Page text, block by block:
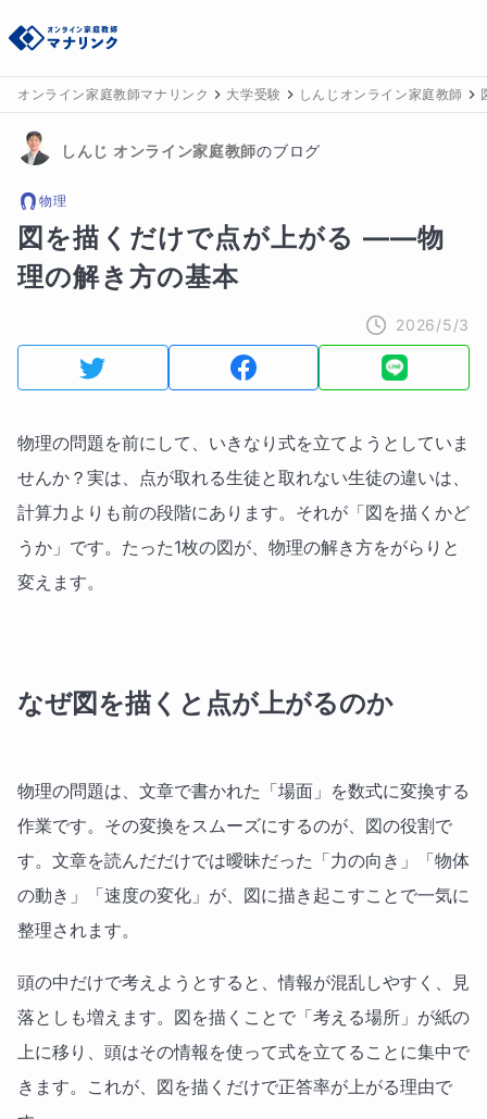
オンライン家庭教師マナリンク 大学受験 しんじオンライン家庭教師
しんじ オンライン家庭教師のブログ
物理
図を描くだけで点が上がる ——物
理の解き方の基本
2026/5/3
物理の問題を前にして、いきなり式を立てようとしていま
せんか？実は、点が取れる生徒と取れない生徒の違いは、
計算力よりも前の段階にあります。それが「図を描くかど
うか」です。たった1枚の図が、物理の解き方をがらりと
変えます。
なぜ図を描くと点が上がるのか
物理の問題は、文章で書かれた「場面」を数式に変換する
作業です。その変換をスムーズにするのが、図の役割で
す。文章を読んだだけでは曖昧だった「力の向き」「物体
の動き」「速度の変化」が、図に描き起こすことで一気に
整理されます。
頭の中だけで考えようとすると、情報が混乱しやすく、見
落としも増えます。図を描くことで「考える場所」が紙の
上に移り、頭はその情報を使って式を立てることに集中で
きます。これが、図を描くだけで正答率が上がる理由で